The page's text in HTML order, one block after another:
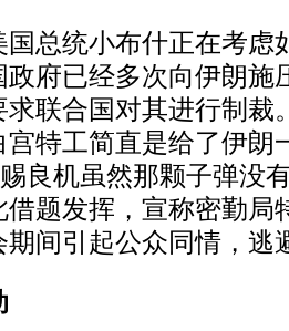
统小布什正在考虑
府已经多次向伊朗施
联合国对其进行制裁
特工简直是给了伊朗
良机虽然那颗子弹没
题发挥，宣称密勤局
期间引起公众同情，逃